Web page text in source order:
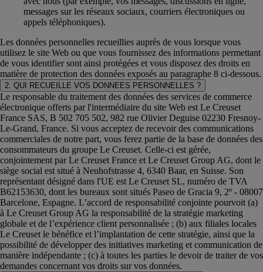
messages sur les réseaux sociaux, courriers électroniques ou
appels téléphoniques).
Les données personnelles recueillies auprès de vous lorsque vous
utilisez le site Web ou que vous fournissez des informations permettant
de vous identifier sont ainsi protégées et vous disposez des droits en
matière de protection des données exposés au paragraphe 8 ci-dessous.
2. QUI RECUEILLE VOS DONNEES PERSONNELLES ?
Le responsable du traitement des données des services de commerce
électronique offerts par l'intermédiaire du site Web est Le Creuset
France SAS, B 502 705 502, 982 rue Olivier Deguise 02230 Fresnoy-
Le-Grand, France. Si vous acceptez de recevoir des communications
commerciales de notre part, vous ferez partie de la base de données des
consommateurs du groupe Le Creuset. Celle-ci est gérée,
conjointement par Le Creuset France et Le Creuset Group AG, dont le
siège social est situé à Neuhofstrasse 4, 6340 Baar, en Suisse. Son
représentant désigné dans l'UE est Le Creuset SL, numéro de TVA
B62153630, dont les bureaux sont situés Paseo de Gracia 9, 2º - 08007
Barcelone, Espagne. L’accord de responsabilité conjointe pourvoit (a)
à Le Creuset Group AG la responsabilité de la stratégie marketing
globale et de l’expérience client personnalisée ; (b) aux filiales locales
Le Creuset le bénéfice et l’implantation de cette stratégie, ainsi que la
possibilité de développer des initiatives marketing et communication de
manière indépendante ; (c) à toutes les parties le devoir de traiter de vos
demandes concernant vos droits sur vos données.